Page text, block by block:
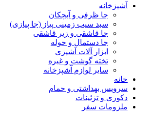
آشپزخانه
جا ظرفی و آبچکان
سبد سیب زمینی پیاز (جا پیازی)
جا قاشقی و زیر قاشقی
جا دستمال و حوله
ابزار آلات آشپزی
تخته گوشت و غیره
سایر لوازم آشپزخانه
خانه
سرویس بهداشتی و حمام
دکوری و تزئینات
ملزومات سفر